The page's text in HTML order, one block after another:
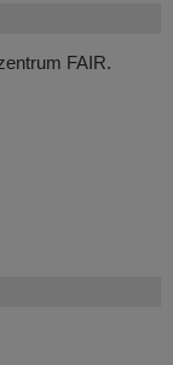
FAIR.